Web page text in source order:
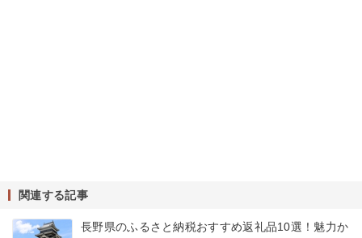
関連する記事
長野県のふるさと納税おすすめ返礼品10選！魅力か